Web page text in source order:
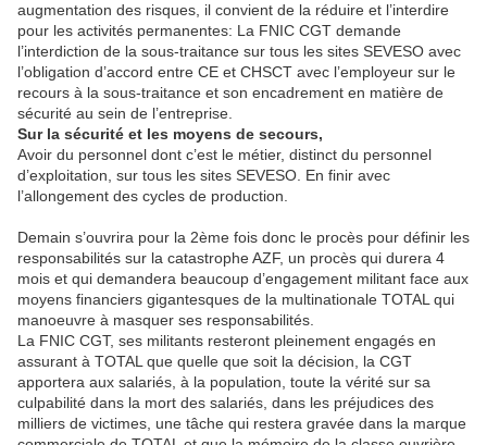
augmentation des risques, il convient de la réduire et l’interdire
pour les activités permanentes: La FNIC CGT demande
l’interdiction de la sous-traitance sur tous les sites SEVESO avec
l’obligation d’accord entre CE et CHSCT avec l’employeur sur le
recours à la sous-traitance et son encadrement en matière de
sécurité au sein de l’entreprise.
Sur la sécurité et les moyens de secours,
Avoir du personnel dont c’est le métier, distinct du personnel
d’exploitation, sur tous les sites SEVESO. En finir avec
l’allongement des cycles de production.
Demain s’ouvrira pour la 2ème fois donc le procès pour définir les
responsabilités sur la catastrophe AZF, un procès qui durera 4
mois et qui demandera beaucoup d’engagement militant face aux
moyens financiers gigantesques de la multinationale TOTAL qui
manoeuvre à masquer ses responsabilités.
La FNIC CGT, ses militants resteront pleinement engagés en
assurant à TOTAL que quelle que soit la décision, la CGT
apportera aux salariés, à la population, toute la vérité sur sa
culpabilité dans la mort des salariés, dans les préjudices des
milliers de victimes, une tâche qui restera gravée dans la marque